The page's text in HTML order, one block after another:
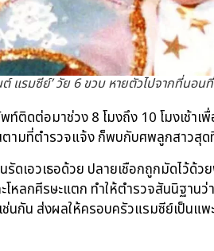
ต์ แรมซีย์’ วัย 6 ขวบ หายตัวไปจากที่นอน
ติดต่อมาช่วง 8 โมงถึง 10 โมงเช้า
ตามที่ตำรวจแจ้ง ก็พบกับศพลูกสาวสุ
ดเอวเธอด้วย ปลายเชือกถูกมัดไว้
หลกศีรษะแตก ทำให้ตำรวจสันนิฐา
นกัน ส่งผลให้ครอบครัวแรมซีย์เป็น